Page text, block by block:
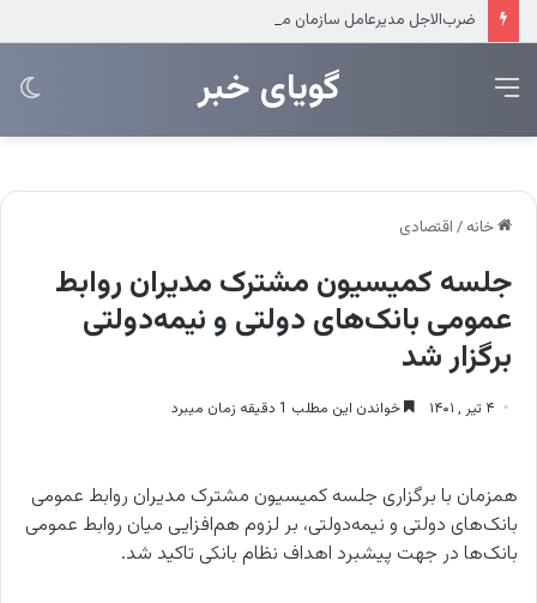
‌‌‌گویای خبر منو
خانه / اقتصادی
جلسه کمیسیون مشترک مدیران روابط
عمومی بانک‌های دولتی و نیمه‌دولتی
برگزار شد
۴ تیر , ۱۴۰۱ خواندن این مطلب 1 دقیقه زمان میبرد
همزمان با برگزاری جلسه کمیسیون مشترک مدیران روابط عمومی
بانک‌های دولتی و نیمه‌دولتی، بر لزوم هم‌افزایی میان روابط عمومی
بانک‌ها در جهت پیشبرد اهداف نظام بانکی تاکید شد.